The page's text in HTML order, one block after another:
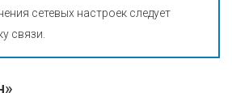
сетевых настроек следует
связи.